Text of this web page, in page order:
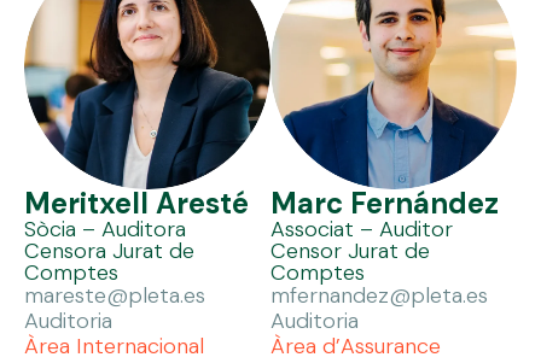
Meritxell Aresté
Sòcia – Auditora
Censora Jurat de
Comptes
mareste@pleta.es
Auditoria
Àrea Internacional
Marc Fernández
Associat – Auditor
Censor Jurat de
Comptes
mfernandez@pleta.es
Auditoria
Àrea d’Assurance